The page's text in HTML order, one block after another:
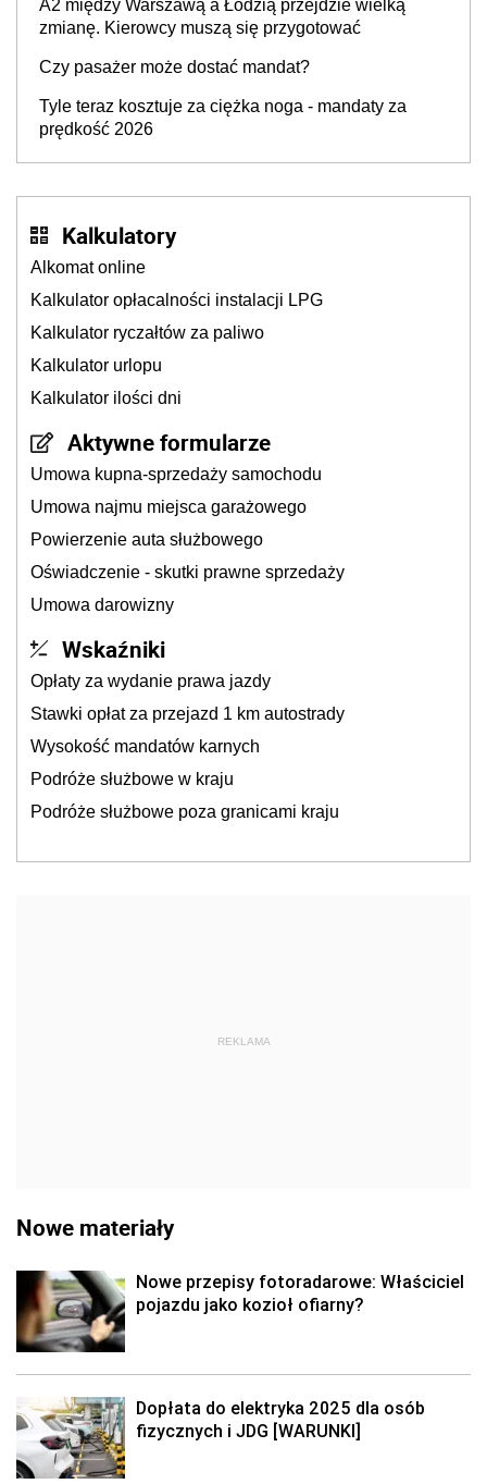
A2 między Warszawą a Łodzią przejdzie wielką
zmianę. Kierowcy muszą się przygotować
Czy pasażer może dostać mandat?
Tyle teraz kosztuje za ciężka noga - mandaty za
prędkość 2026
Kalkulatory
Alkomat online
Kalkulator opłacalności instalacji LPG
Kalkulator ryczałtów za paliwo
Kalkulator urlopu
Kalkulator ilości dni
Aktywne formularze
Umowa kupna-sprzedaży samochodu
Umowa najmu miejsca garażowego
Powierzenie auta służbowego
Oświadczenie - skutki prawne sprzedaży
Umowa darowizny
Wskaźniki
Opłaty za wydanie prawa jazdy
Stawki opłat za przejazd 1 km autostrady
Wysokość mandatów karnych
Podróże służbowe w kraju
Podróże służbowe poza granicami kraju
REKLAMA
Nowe materiały
Nowe przepisy fotoradarowe: Właściciel
pojazdu jako kozioł ofiarny?
Dopłata do elektryka 2025 dla osób
fizycznych i JDG [WARUNKI]